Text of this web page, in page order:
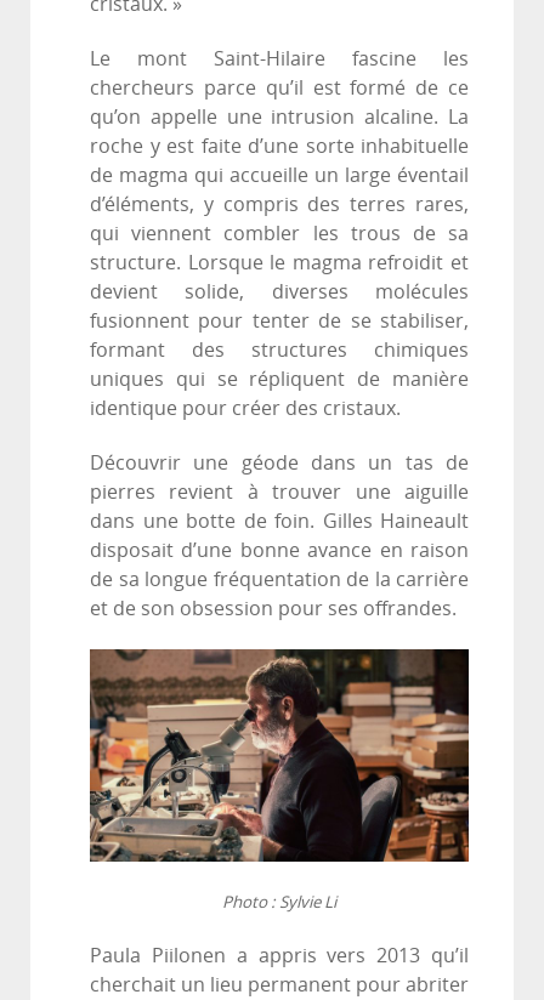
cristaux. »
Le mont Saint-Hilaire fascine les
chercheurs parce qu’il est formé de ce
qu’on appelle une intrusion alcaline. La
roche y est faite d’une sorte inhabituelle
de magma qui accueille un large éventail
d’éléments, y compris des terres rares,
qui viennent combler les trous de sa
structure. Lorsque le magma refroidit et
devient solide, diverses molécules
fusionnent pour tenter de se stabiliser,
formant des structures chimiques
uniques qui se répliquent de manière
identique pour créer des cristaux.
Découvrir une géode dans un tas de
pierres revient à trouver une aiguille
dans une botte de foin. Gilles Haineault
disposait d’une bonne avance en raison
de sa longue fréquentation de la carrière
et de son obsession pour ses offrandes.
Photo : Sylvie Li
Paula Piilonen a appris vers 2013 qu’il
cherchait un lieu permanent pour abriter